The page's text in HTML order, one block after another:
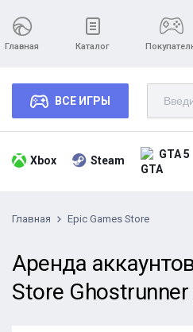
Главная Каталог
ВСЕ ИГРЫ
Xbox Steam GTA 5
Главная Epic Games Store
Аренда
Store Ghostrunner